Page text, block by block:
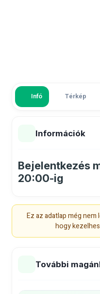
Infó Térkép
Információk
Bejelentkezés
20:00-ig
Ez az adatlap még nem
hogy
További